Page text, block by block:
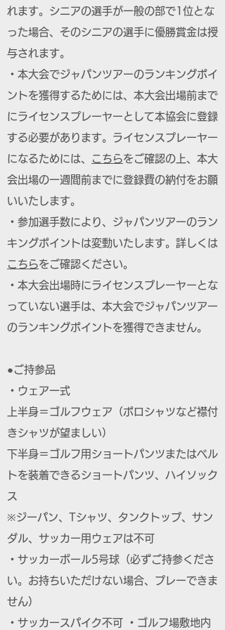
れます。シニアの選手が一般の部で1位とな
った場合、そのシニアの選手に優勝賞金は授
与されます。
・本大会でジャパンツアーのランキングポイ
ントを獲得するためには、本大会出場前まで
にライセンスプレーヤーとして本協会に登録
する必要があります。ライセンスプレーヤー
になるためには、
こちらをご確認の上、本大
会出場の一週間前までに登録費の納付をお願
いいたします。
・参加選手数により、ジャパンツアーのラン
キングポイントは変動いたします。詳しくは
こちらをご確認ください。
・本大会出場時にライセンスプレーヤーとな
っていない選手は、本大会でジャパンツアー
のランキングポイントを獲得できません。
●ご持参品
・ウェア一式
上半身＝ゴルフウェア（ポロシャツなど襟付
きシャツが望ましい）
下半身＝ゴルフ用ショートパンツまたはベル
トを装着できるショートパンツ、ハイソック
ス
※ジーパン、Tシャツ、タンクトップ、サン
ダル、サッカー用ウェアは不可
・サッカーボール5号球（必ずご持参くださ
い。お持ちいただけない場合、プレーできま
せん）
・サッカースパイク不可 ・ゴルフ場敷地内